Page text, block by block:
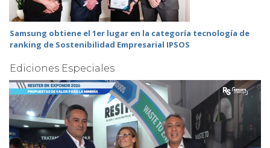
Samsung obtiene el 1er lugar en la categoría tecnología de
ranking de Sostenibilidad Empresarial IPSOS
Ediciones Especiales